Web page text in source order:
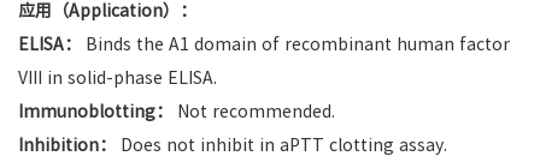
应用（Application）：
ELISA：
Binds the A1 domain of recombinant human factor
VIII in solid-phase ELISA.
Immunoblotting：
Not recommended.
Inhibition：
Does not inhibit in aPTT clotting assay.